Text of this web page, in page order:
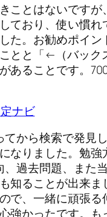
ことはないですが
ており、使い慣れ
た。お勧めポイン
とと「←（バック
あることです。
ナビ
から検索で発見
なりました。勉強
、過去問題、また
知ることが出来ま
で、一緒に頑張る
強かったです。も